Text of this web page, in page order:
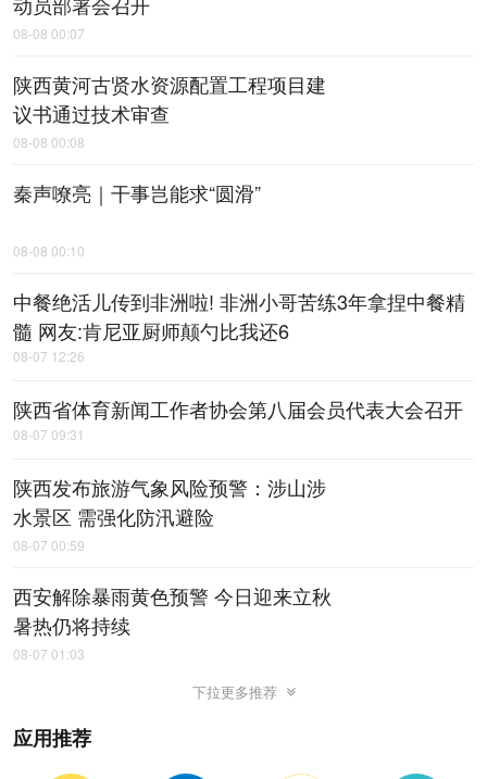
08-08 00:07
陕西黄河古贤水资源配置工程项目建
议书通过技术审查
08-08 00:08
秦声嘹亮｜干事岂能求“圆滑”
08-08 00:10
中餐绝活儿传到非洲啦! 非洲小哥苦练3年拿捏中餐精
髓 网友:肯尼亚厨师颠勺比我还6
08-07 12:26
陕西省体育新闻工作者协会第八届会员代表大会召开
08-07 09:31
陕西发布旅游气象风险预警：涉山涉
水景区 需强化防汛避险
08-07 00:59
西安解除暴雨黄色预警 今日迎来立秋
暑热仍将持续
08-07 01:03
下拉更多推荐
应用推荐